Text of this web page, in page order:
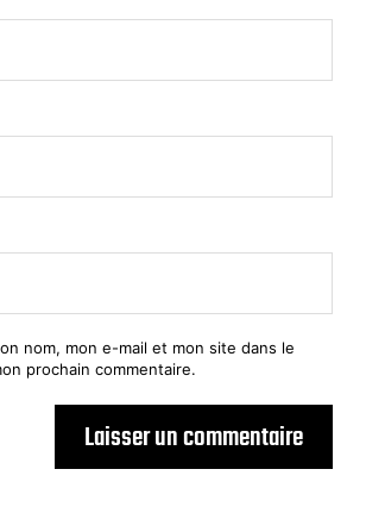
nom, mon e-mail et mon site dans le
prochain commentaire.